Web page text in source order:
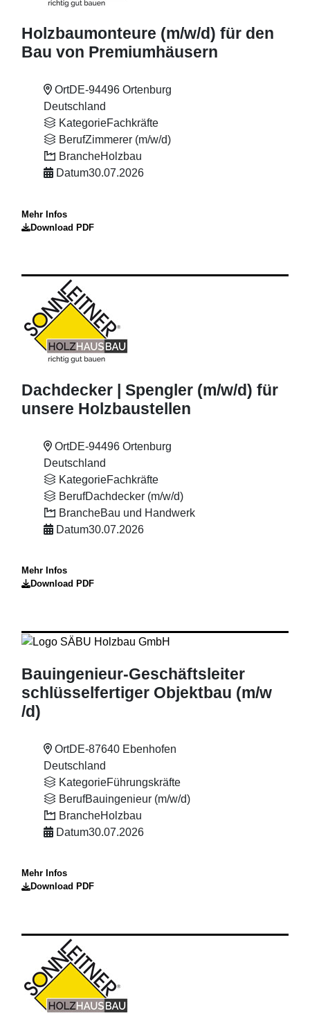
Holzbaumonteure (m/w/d) für den
Bau von Premiumhäusern
OrtDE-94496 Ortenburg
Deutschland
KategorieFachkräfte
BerufZimmerer (m/w/d)
BrancheHolzbau
Datum30.07.2026
Mehr Infos
Download PDF
Dachdecker | Spengler (m/w/d) für
unsere Holzbaustellen
OrtDE-94496 Ortenburg
Deutschland
KategorieFachkräfte
BerufDachdecker (m/w/d)
BrancheBau und Handwerk
Datum30.07.2026
Mehr Infos
Download PDF
Bauingenieur-Geschäftsleiter
schlüsselfertiger Objektbau (m/w
/d)
OrtDE-87640 Ebenhofen
Deutschland
KategorieFührungskräfte
BerufBauingenieur (m/w/d)
BrancheHolzbau
Datum30.07.2026
Mehr Infos
Download PDF